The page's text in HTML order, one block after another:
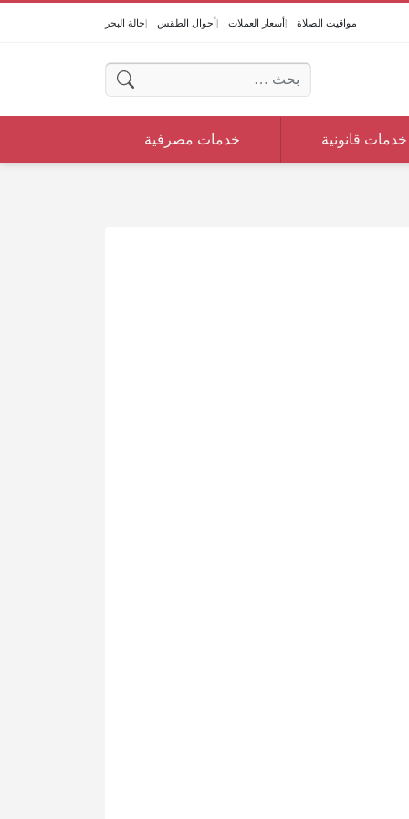
مواقيت الصلاة أسعار العملات أحوال الطقس حالة البحر
البحث عن:
خدمات قانونية خدمات مصرفية